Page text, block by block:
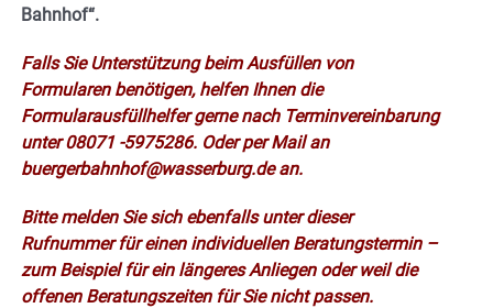
Bahnhof“.
Falls Sie Unterstützung beim Ausfüllen von
Formularen benötigen, helfen Ihnen die
Formularausfüllhelfer gerne nach Terminvereinbarung
unter 08071 -5975286. Oder per Mail an
buergerbahnhof@wasserburg.de an.
Bitte melden Sie sich ebenfalls unter dieser
Rufnummer für einen individuellen Beratungstermin –
zum Beispiel für ein längeres Anliegen oder weil die
offenen Beratungszeiten für Sie nicht passen.